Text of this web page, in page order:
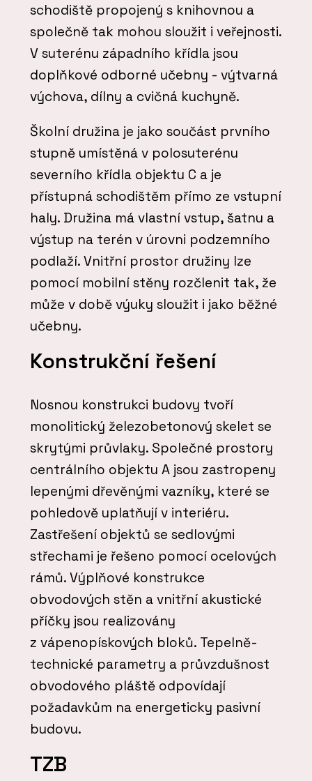
schodiště propojený s knihovnou a
společně tak mohou sloužit i veřejnosti.
V suterénu západního křídla jsou
doplňkové odborné učebny - výtvarná
výchova, dílny a cvičná kuchyně.
Školní družina je jako součást prvního
stupně umístěná v polosuterénu
severního křídla objektu C a je
přístupná schodištěm přímo ze vstupní
haly. Družina má vlastní vstup, šatnu a
výstup na terén v úrovni podzemního
podlaží. Vnitřní prostor družiny lze
pomocí mobilní stěny rozčlenit tak, že
může v době výuky sloužit i jako běžné
učebny.
Konstrukční řešení
Nosnou konstrukci budovy tvoří
monolitický železobetonový skelet se
skrytými průvlaky. Společné prostory
centrálního objektu A jsou zastropeny
lepenými dřevěnými vazníky, které se
pohledově uplatňují v interiéru.
Zastřešení objektů se sedlovými
střechami je řešeno pomocí ocelových
rámů. Výplňové konstrukce
obvodových stěn a vnitřní akustické
příčky jsou realizovány
z vápenopískových bloků. Tepelně-
technické parametry a průvzdušnost
obvodového pláště odpovídají
požadavkům na energeticky pasivní
budovu.
TZB